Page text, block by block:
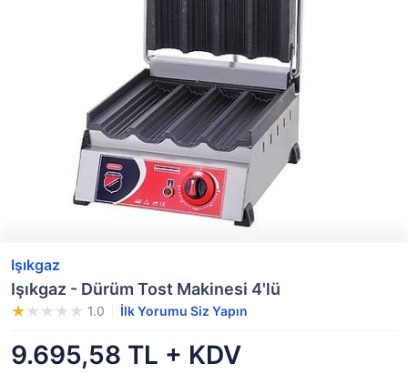
Işıkgaz
Işıkgaz - Dürüm Tost Makinesi 4'lü
1.0 İlk Yorumu Siz Yapın
9.695,58 TL + KDV